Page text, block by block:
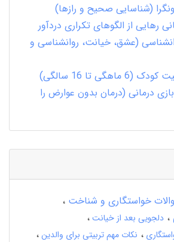
(شناسایی صحیح و رازها)
رهایی از الگوهای تکراری دردآور
(عشق، خیانت، روانشناسی و
تا 16 سالگی)
درمانی (درمان بدون عوارض را
خواستگاری و شناخت
دلجویی بعد از خیانت
نکات مهم تربیتی برای والدین